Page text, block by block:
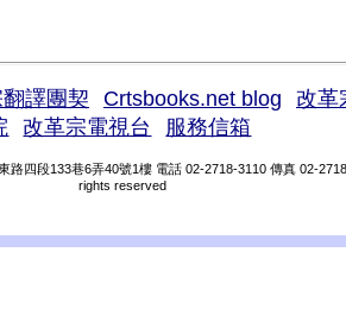
譯團契 Crtsbooks.net blog
改革
改革宗電視台 服務信箱
路四段133巷6弄40號1樓 電話 02-2718-3110 傳真 02-
rights reserved